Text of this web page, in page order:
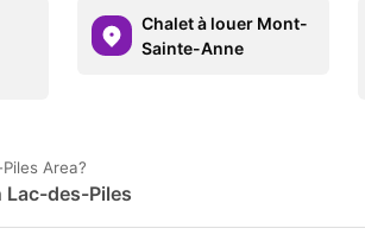
Chalet à louer Mont-
Sainte-Anne
Area?
Lac-des-Piles